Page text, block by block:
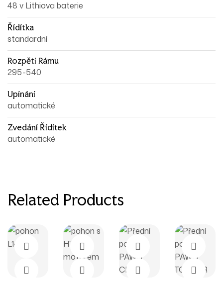
48 v Lithiova baterie
Řídítka
standardní
Rozpětí Rámu
295-540
Upínání
automatické
Zvedání Řídítek
automatické
Related Products